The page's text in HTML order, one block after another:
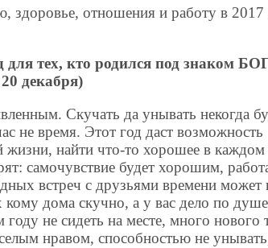
здоровье, отношения и работу в
для тех, кто родился под знаком
декабря)
Скучать да унывать некогда
не время. Этот год даст возможность
жизни, найти что-то хорошее в
самочувствие будет хорошим,
встреч с друзьями времени может
дома скучно, а у вас дело по душе
не сидеть на месте, много нового
нравом, способностью не